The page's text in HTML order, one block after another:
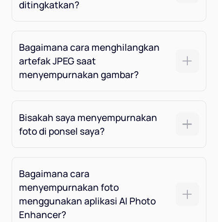
ditingkatkan?
Bagaimana cara menghilangkan
artefak JPEG saat
menyempurnakan gambar?
Bisakah saya menyempurnakan
foto di ponsel saya?
Bagaimana cara
menyempurnakan foto
menggunakan aplikasi AI Photo
Enhancer?